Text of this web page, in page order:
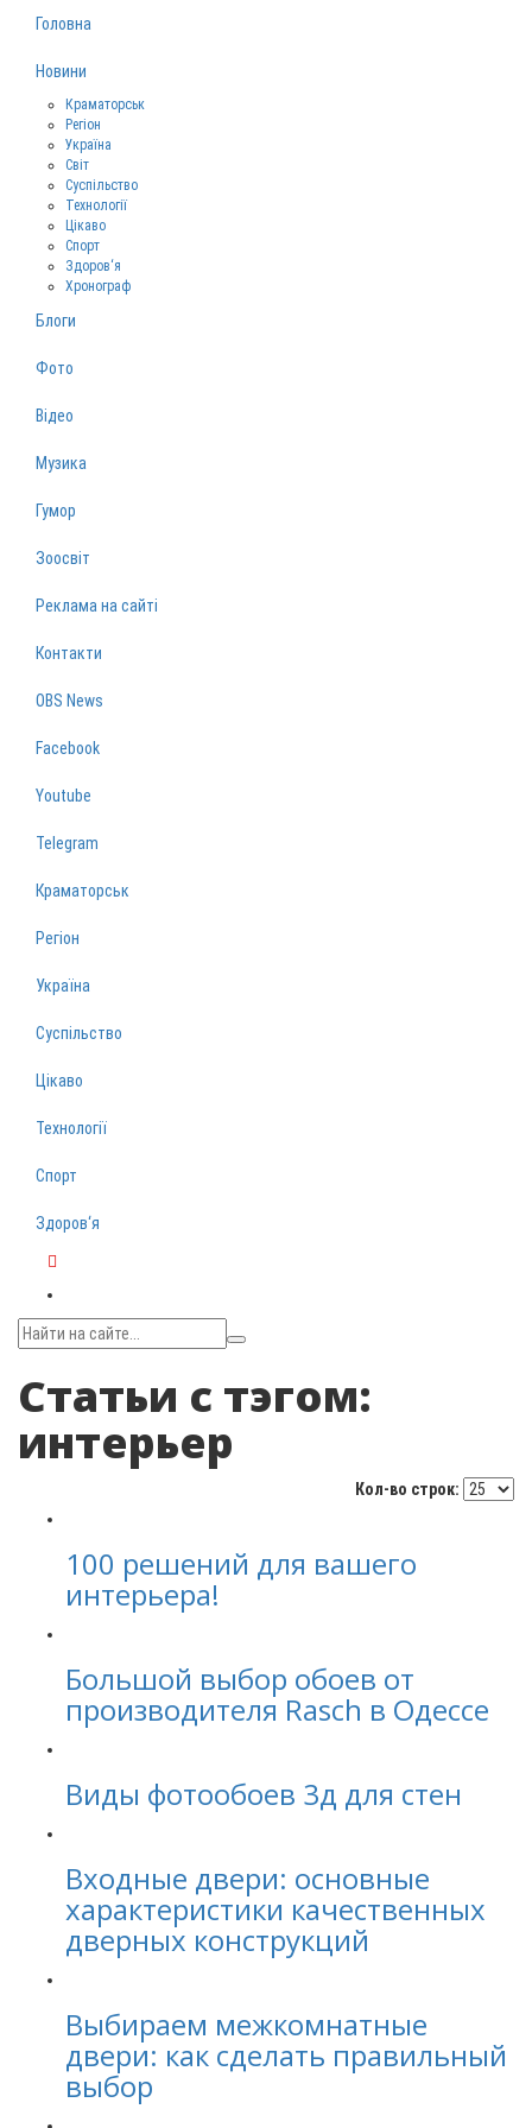
Головна
Новини
Краматорськ
Регіон
Україна
Світ
Суспільство
Технології
Цікаво
Спорт
Здоров‘я
Хронограф
Блоги
Фото
Відео
Музика
Гумор
Зоосвіт
Реклама на сайті
Контакти
OBS News
Facebook
Youtube
Telegram
Краматорськ
Регіон
Україна
Суспільство
Цікаво
Технології
Спорт
Здоров‘я
Статьи с тэгом:
интерьер
Кол-во строк:
100 решений для вашего
интерьера!
Большой выбор обоев от
производителя Rasch в Одессе
Виды фотообоев 3д для стен
Входные двери: основные
характеристики качественных
дверных конструкций
Выбираем межкомнатные
двери: как сделать правильный
выбор